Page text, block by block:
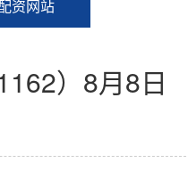
资网站
）8月8日